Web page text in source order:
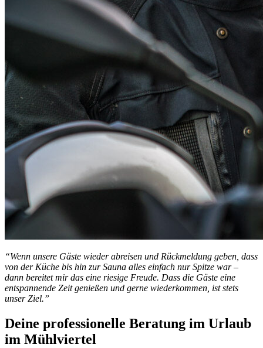
“Wenn unsere Gäste wieder abreisen und Rückmeldung geben, dass
von der Küche bis hin zur Sauna alles einfach nur Spitze war –
dann bereitet mir das eine riesige Freude. Dass die Gäste eine
entspannende Zeit genießen und gerne wiederkommen, ist stets
unser Ziel.”
Deine professionelle Beratung im Urlaub
im Mühlviertel